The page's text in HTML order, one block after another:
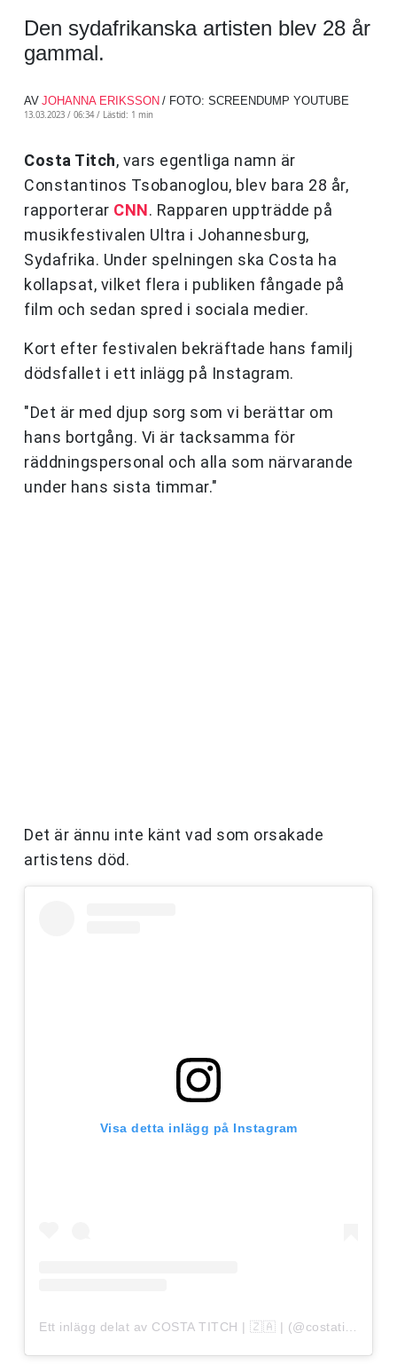
Den sydafrikanska artisten blev 28 år
gammal.
AV JOHANNA ERIKSSON / FOTO: SCREENDUMP YOUTUBE
13.03.2023 / 06:34 / Lästid: 1 min
Costa Titch, vars egentliga namn är
Constantinos Tsobanoglou, blev bara 28 år,
rapporterar CNN. Rapparen uppträdde på
musikfestivalen Ultra i Johannesburg,
Sydafrika. Under spelningen ska Costa ha
kollapsat, vilket flera i publiken fångade på
film och sedan spred i sociala medier.
Kort efter festivalen bekräftade hans familj
dödsfallet i ett inlägg på Instagram.
"Det är med djup sorg som vi berättar om
hans bortgång. Vi är tacksamma för
räddningspersonal och alla som närvarande
under hans sista timmar."
Det är ännu inte känt vad som orsakade
artistens död.
Visa detta inlägg på Instagram
Ett inlägg delat av COSTA TITCH | 🇿🇦 | (@costatitch)